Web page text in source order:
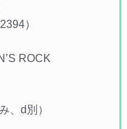
）
ROCK
、d別）